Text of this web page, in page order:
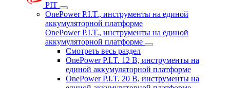
PIT
OnePower P.I.T., инструменты на единой
аккумуляторной платформе
OnePower P.I.T., инструменты на единой
аккумуляторной платформе
Смотреть весь раздел
OnePower P.I.T. 12 В, инструменты на
единой аккумуляторной платформе
OnePower P.I.T. 20 В, инструменты на